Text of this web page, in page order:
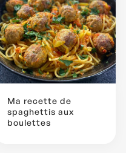
Ma recette de
spaghettis aux
boulettes